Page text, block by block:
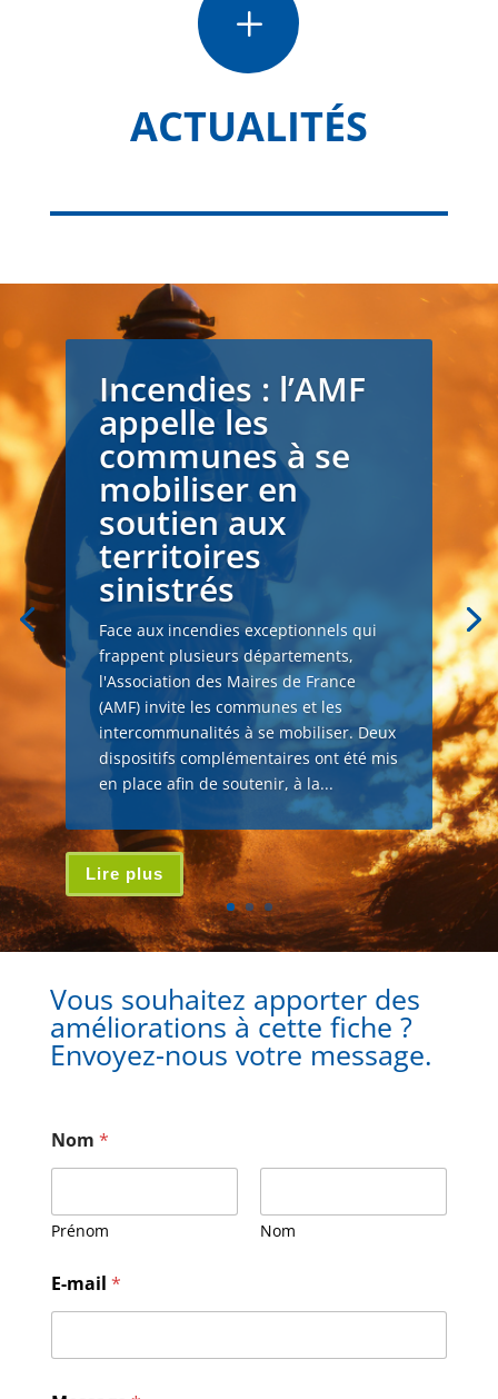
L
ACTUALITÉS
Incendies : l’AMF
appelle les
communes à se
mobiliser en
soutien aux
territoires
sinistrés
Face aux incendies exceptionnels qui
frappent plusieurs départements,
l'Association des Maires de France
(AMF) invite les communes et les
intercommunalités à se mobiliser. Deux
dispositifs complémentaires ont été mis
en place afin de soutenir, à la...
Lire plus
Vous souhaitez apporter des
améliorations à cette fiche ?
Envoyez-nous votre message.
Nom *
Prénom Nom
-
m
i
M
E-mail *